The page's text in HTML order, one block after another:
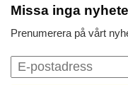
Missa inga
Prenumerera på vårt